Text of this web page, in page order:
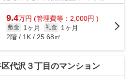
送り込...
9.4万円 (管理費等：2,000円 )
敷金 1ヶ月 礼金
1ヶ月
2階 / 1K / 25.68㎡
代沢３丁目のマンション